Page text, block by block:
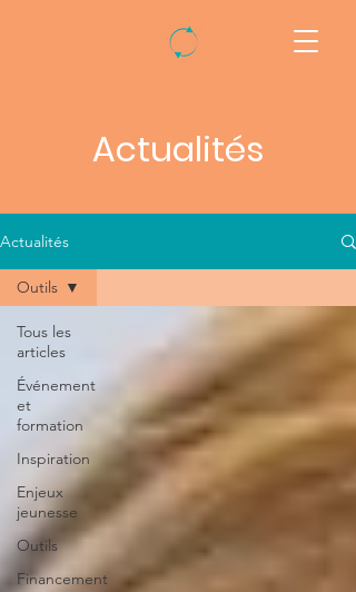
Actualités
Actualités
Tous les
articles
Événement
et
formation
Inspiration
Enjeux
jeunesse
Outils
Financement
Outils